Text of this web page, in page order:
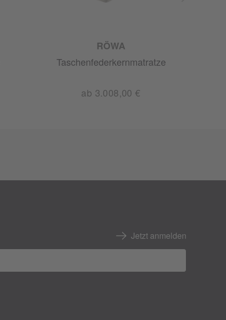
RÖWA
Taschenfederkernmatratze
ab 3.008,00 €
Jetzt anmelden